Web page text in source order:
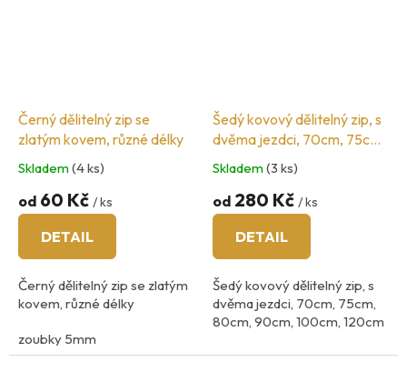
Černý dělitelný zip se
zlatým kovem, různé délky
Skladem(4 ks)
od 60 Kč / ks
DETAIL
Černý dělitelný zip se zlatým
kovem, různé délky
zoubky 5mm
Šedý kovový dělitelný zip, s
dvěma jezdci, 70cm, 75cm,
80cm, 90cm, 100cm,
120cm
Skladem(3 ks)
od 280 Kč / ks
DETAIL
Šedý kovový dělitelný zip, s
dvěma jezdci, 70cm, 75cm,
80cm, 90cm, 100cm, 120cm
šíři zoubků 5mm